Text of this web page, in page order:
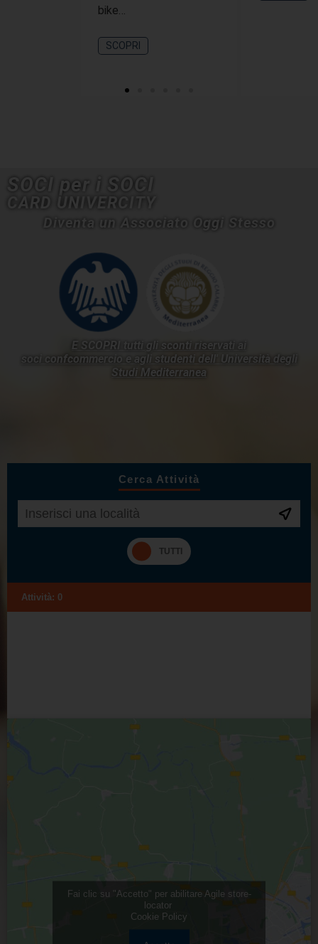
bike…
SCOPRI
SOCI per i SOCI
CARD UNIVERCITY
Diventa un Associato Oggi Stesso
E SCOPRI tutti gli sconti riservati ai
soci confcommercio e agli studenti dell'
Università degli
Studi Mediterranea
Cerca Attività
Attività: 0
Fai clic su "Accetto" per abilitare Agile store-
locator
Cookie Policy